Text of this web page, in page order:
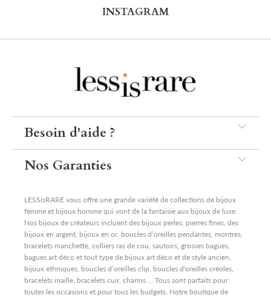
INSTAGRAM
Besoin d'aide ?
Nos Garanties
LESSisRARE vous offre une grande variété de collections de bijoux
femme et bijoux homme qui vont de la fantaisie aux bijoux de luxe.
Nos bijoux de créateurs incluent des bijoux perles, pierres fines, des
bijoux en argent, bijoux en or, boucles d’oreilles pendantes, montres,
bracelets manchette, colliers ras de cou, sautoirs, grosses bagues,
bagues art déco et tout type de bijoux art déco et de style ancien,
bijoux ethniques, boucles d’oreilles clip, boucles d'oreilles créoles,
bracelets maille, bracelets cuir, charms … Tous sont parfaits pour
toutes les occasions et pour tous les budgets. Notre boutique de